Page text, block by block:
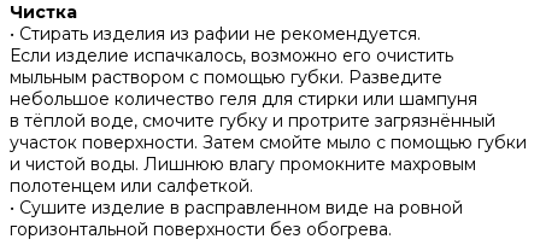
Чистка
• Стирать изделия из рафии не рекомендуется.
Если изделие испачкалось, возможно его очистить
мыльным раствором с помощью губки. Разведите
небольшое количество геля для стирки или шампуня
в тёплой воде, смочите губку и протрите загрязнённый
участок поверхности. Затем смойте мыло с помощью губки
и чистой воды. Лишнюю влагу промокните махровым
полотенцем или салфеткой.
• Сушите изделие в расправленном виде на ровной
горизонтальной поверхности без обогрева.